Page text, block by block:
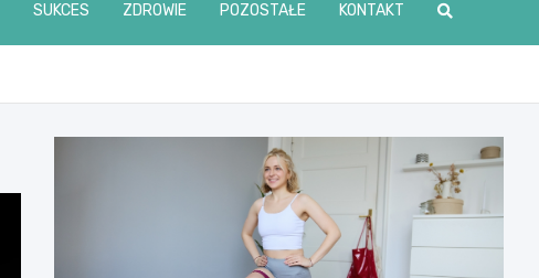
SUKCES ZDROWIE POZOSTAŁE KONTAKT